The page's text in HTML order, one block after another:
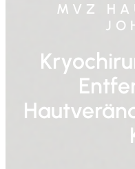
MVZ